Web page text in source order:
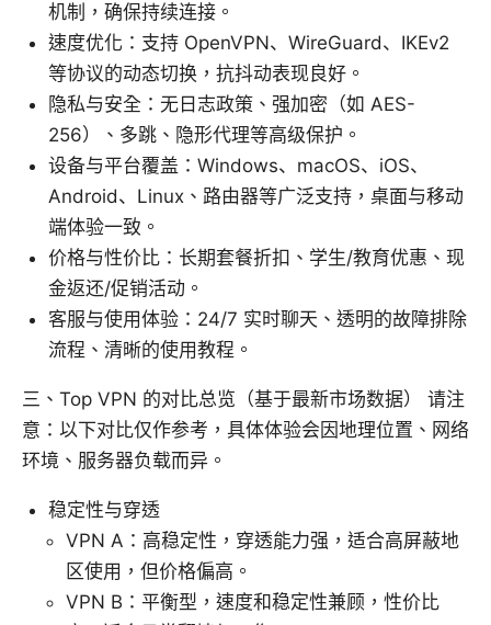
机制，确保持续连接。
速度优化：支持 OpenVPN、WireGuard、IKEv2
等协议的动态切换，抗抖动表现良好。
隐私与安全：无日志政策、强加密（如 AES-
256）、多跳、隐形代理等高级保护。
设备与平台覆盖：Windows、macOS、iOS、
Android、Linux、路由器等广泛支持，桌面与移动
端体验一致。
价格与性价比：长期套餐折扣、学生/教育优惠、现
金返还/促销活动。
客服与使用体验：24/7 实时聊天、透明的故障排除
流程、清晰的使用教程。
三、Top VPN 的对比总览（基于最新市场数据） 请注
意：以下对比仅作参考，具体体验会因地理位置、网络
环境、服务器负载而异。
稳定性与穿透
VPN A：高稳定性，穿透能力强，适合高屏蔽地
区使用，但价格偏高。
VPN B：平衡型，速度和稳定性兼顾，性价比